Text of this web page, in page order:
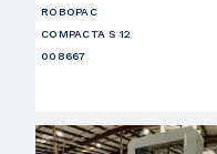
ROBOPAC
COMPACTA S 12
008667